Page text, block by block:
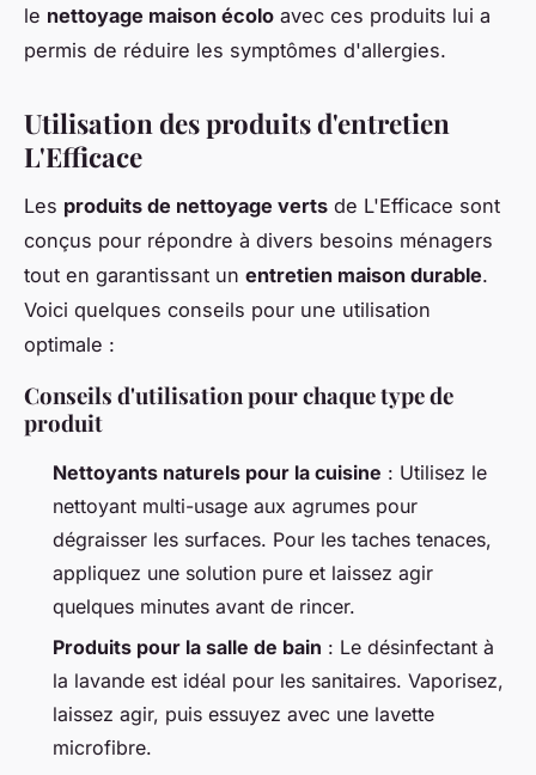
le nettoyage maison écolo avec ces produits lui a
permis de réduire les symptômes d'allergies.
Utilisation des produits d'entretien
L'Efficace
Les produits de nettoyage verts de L'Efficace sont
conçus pour répondre à divers besoins ménagers
tout en garantissant un entretien maison durable.
Voici quelques conseils pour une utilisation
optimale :
Conseils d'utilisation pour chaque type de
produit
Nettoyants naturels pour la cuisine : Utilisez le
nettoyant multi-usage aux agrumes pour
dégraisser les surfaces. Pour les taches tenaces,
appliquez une solution pure et laissez agir
quelques minutes avant de rincer.
Produits pour la salle de bain : Le désinfectant à
la lavande est idéal pour les sanitaires. Vaporisez,
laissez agir, puis essuyez avec une lavette
microfibre.